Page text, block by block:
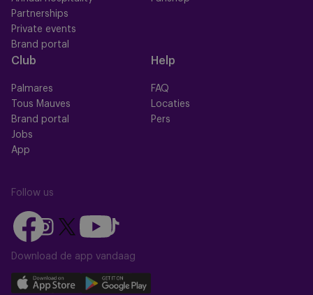
Partnerships
Private events
Brand portal
Club
Palmares
Tous Mauves
Brand portal
Jobs
App
Help
FAQ
Locaties
Pers
Follow us
Follow
us
on
Follow
us
on
Instagram
Follow
on
X
Follow
us
on
Follow
us
on
TikTok
Download de app vandaag
Download
Download